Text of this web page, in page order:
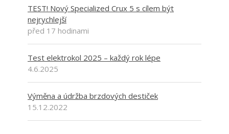
TEST! Nový Specialized Crux 5 s cílem být
nejrychlejší
před 17 hodinami
Test elektrokol 2025 – každý rok lépe
4.6.2025
Výměna a údržba brzdových destiček
15.12.2022